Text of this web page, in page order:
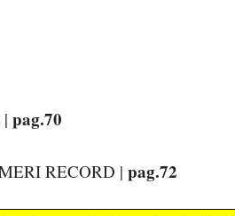
pag.70
RECORD | pag.72